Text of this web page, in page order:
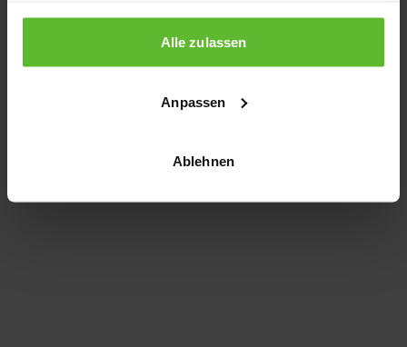
gesammelt haben.
Alle zulassen
Anpassen
Ablehnen